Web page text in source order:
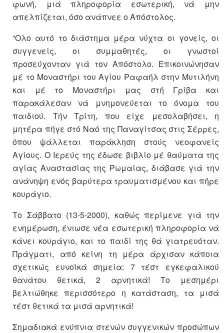
φωνή, μιά πληροφορία εσωτερική, νά μην
απελπίζεται, όσο ανάπνεε ο Απόστολος.
“Ολο αυτό το διάστημα μέρα νύχτα οι γονείς, οι
συγγενείς, οι συμμαθητές, οι γνωστοί
προσεύχονταν γιά τον Απόστολο. Επικοινώνησαν
μέ το Μοναστήρι του Αγίου Ραφαήλ στην Μυτιλήνη
και μέ το Μοναστήρι μας στή Γρίβα και
παρακάλεσαν νά μνημονεύεται το όνομα του
παιδιού. Τήν Τρίτη, που είχε μεσολαβήσει, η
μητέρα πήγε στό Ναό της Παναγίτσας στις Σέρρες,
όπου ψάλλεται παράκληση στούς νεοφανείς
Αγίους. Ο Ιερεύς της έδωσε βιβλίο μέ θαύματα της
αγίας Αναστασίας της Ρωμαίας, διάβασε γιά την
ανάνηψη ενός βαρύτερα τραυματισμένου και πήρε
κουράγιο.
Το Σάββατο (13-5-2000), καθώς περίμενε γιά την
ενημέρωση, ένιωσε νέα εσωτερική πληροφορία νά
κάνει κουράγιο, και το παιδί της θά γιατρευόταν.
Πράγματι, από κείνη τη μέρα άρχισαν κάποια
σχετικώς ευνοϊκά σημεία: 7 τέστ εγκεφαλικού
θανάτου θετικά, 2 αρνητικά! Το μεσημέρι
βελτιώθηκε περισσότερο η κατάσταση, τα μισά
τέστ θετικά τα μισά αρνητικά!
Σημαδιακά ενύπνια στενών συγγενικών προσώπων